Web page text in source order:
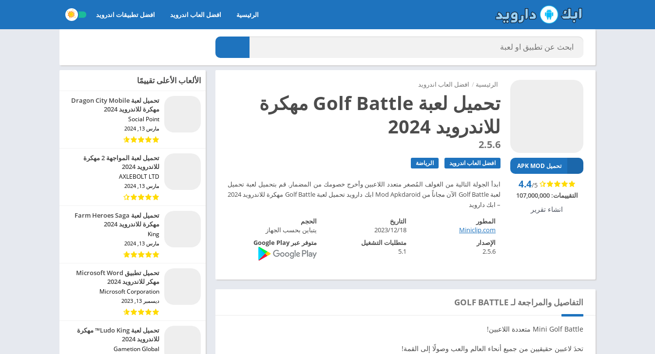
الرئيسية افضل العاب اندرويد افضل تطبيقات اندرويد
الرئيسية / افضل العاب اندرويد
تحميل لعبة Golf Battle مهكرة
للاندرويد 2024
2.5.6
افضل العاب اندرويد الرياضة
ابدأ الجولة التالية من الغولف المُصغر متعدد اللاعبين وأخرج خصومك من المضمار. قم بتحميل لعبة تحميل
لعبة Golf Battle الآن مجاناً من Mod Apkdaroid ابك دارويد تحميل لعبة Golf Battle مهكرة للاندرويد 2024
– ابك دارويد
تحميل APK MOD
4.4/5
التقييمات:107,000,000
انشاء تقرير
المطور
Miniclip.com‏
التاريخ
2023/12/18
الحجم
يتباين بحسب الجهاز
الإصدار
2.5.6
متطلبات التشغيل
5.1
متوفر عبر Google Play
التفاصيل والمراجعة لـ GOLF BATTLE
Mini Golf Battle متعددة اللاعبين!
تحدَ لاعبين حقيقيين من جميع أنحاء العالم والعب وصولًا إلى القمة!
الألعاب الأعلى تقييمًا
تحميل لعبة Dragon City Mobile
مهكرة للاندرويد 2024
Social Point‏
مارس 13, 2024
تحميل لعبة المواجهة 2 مهكرة
للاندرويد 2024
AXLEBOLT LTD‏
مارس 13, 2024
تحميل لعبة Farm Heroes Saga
مهكرة للاندرويد 2024
King‏
مارس 13, 2024
تحميل تطبيق Microsoft Word
مهكر للاندرويد 2024
Microsoft Corporation‏
ديسمبر 13, 2023
تحميل لعبة Ludo King™ مهكرة
للاندرويد 2024
Gametion Global‏